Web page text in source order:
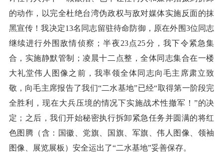
的动作，以完全杜绝台湾伪政权与敌对媒体实施反面的抹
黑宣传！我决定13名同志留驻待命防御，原在外围3位同志
继续进行外围敌情侦察；半夜23点25分，我下令紧急集
合，实施静默管制；凌晨十二点整，全体同志集合在一楼
大礼堂伟人图像之前，我率领全体同志向毛主席肃立致
敬，向毛主席报告了我们“二水基地”已经“取得第一阶段完
全胜利，现在大兵压境的情况下实施战术性撤军！”的决
定；之后，我们开始秘密执行拆卸紧急任务并圆满的将红
色图腾（含：国徽、党旗、国旗、军旗、伟人图像、领袖
图像、展览展板）安全运出了“二水基地”妥善保存。